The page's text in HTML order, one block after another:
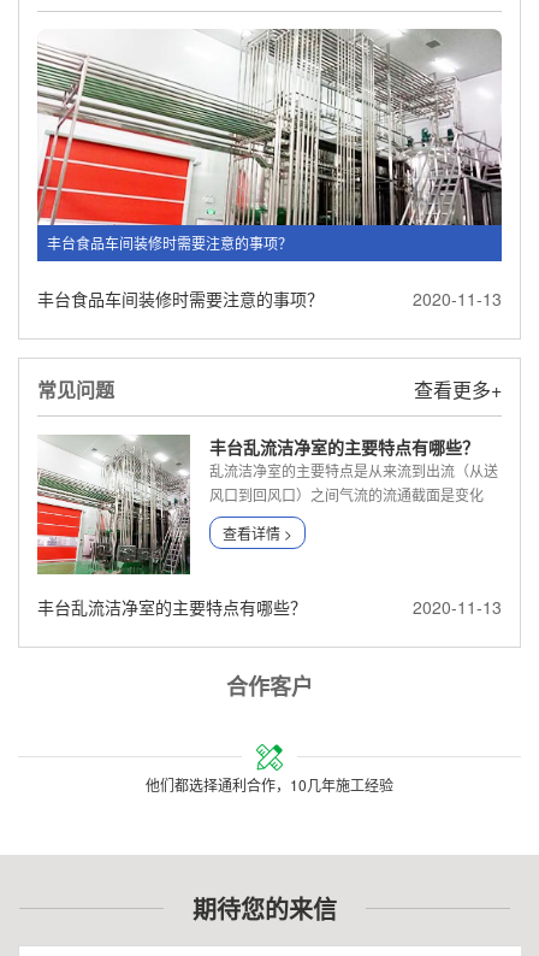
丰台食品车间装修时需要注意的事项？
丰台食品车间装修时需要注意的事项？ 2020-11-13
常见问题 查看更多+
丰台乱流洁净室的主要特点有哪些？
乱流洁净室的主要特点是从来流到出流（从送
风口到回风口）之间气流的流通截面是变化
的...
查看详情 >
丰台乱流洁净室的主要特点有哪些？ 2020-11-13
合作客户
他们都选择通利合作，10几年施工经验
期待您的来信